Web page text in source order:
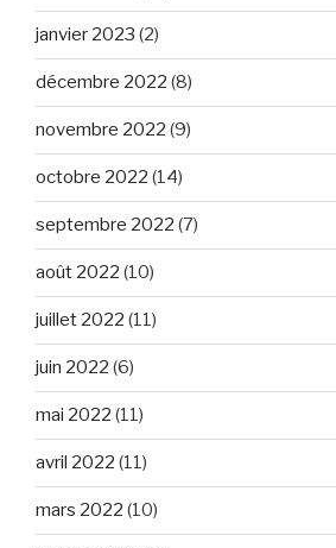
janvier 2023 (2)
décembre 2022 (8)
novembre 2022 (9)
octobre 2022 (14)
septembre 2022 (7)
août 2022 (10)
juillet 2022 (11)
juin 2022 (6)
mai 2022 (11)
avril 2022 (11)
mars 2022 (10)